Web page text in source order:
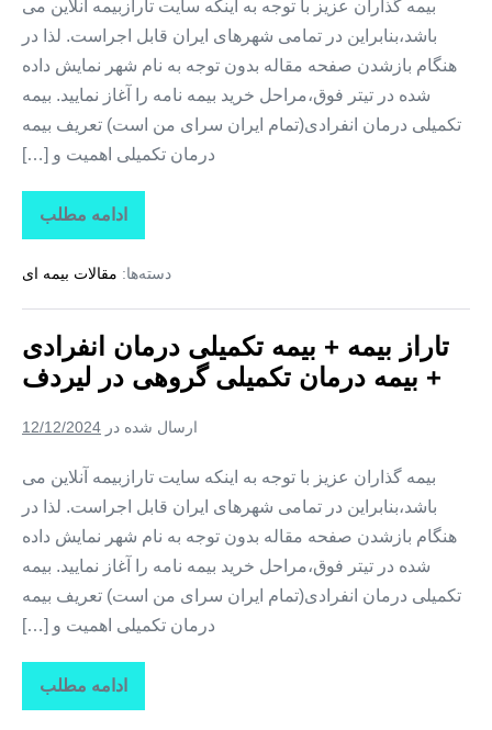
بیمه گذاران عزیز با توجه به اینکه سایت تارازبیمه آنلاین می
باشد،بنابراین در تمامی شهرهای ایران قابل اجراست. لذا در
هنگام بازشدن صفحه مقاله بدون توجه به نام شهر نمایش داده
شده در تیتر فوق،مراحل خرید بیمه نامه را آغاز نمایید. بیمه
تکمیلی درمان انفرادی(تمام ایران سرای من است) تعریف بیمه
درمان تکمیلی اهمیت و […]
ادامه مطلب
تاراز
بیمه
بیمه
درمان
+
بیمه
درمان
تکمیلی
در
دسته‌ها: مقالات بیمه ای
تاراز بیمه + بیمه تکمیلی درمان انفرادی
+ بیمه درمان تکمیلی گروهی در لیردف
ارسال شده در 12/12/2024
بیمه گذاران عزیز با توجه به اینکه سایت تارازبیمه آنلاین می
باشد،بنابراین در تمامی شهرهای ایران قابل اجراست. لذا در
هنگام بازشدن صفحه مقاله بدون توجه به نام شهر نمایش داده
شده در تیتر فوق،مراحل خرید بیمه نامه را آغاز نمایید. بیمه
تکمیلی درمان انفرادی(تمام ایران سرای من است) تعریف بیمه
درمان تکمیلی اهمیت و […]
ادامه مطلب
تاراز
بیمه